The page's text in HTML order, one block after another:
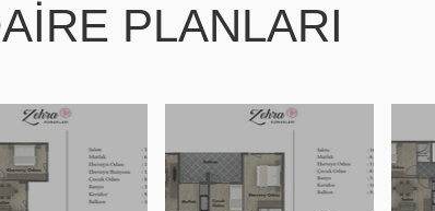
PLANLARI